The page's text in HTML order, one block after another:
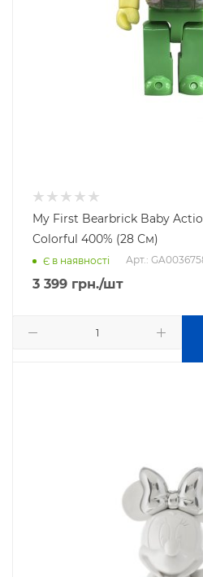
My First Bearbrick Baby
Colorful 400% (28 См)
Є в наявності Арт.:
3 399 грн./шт